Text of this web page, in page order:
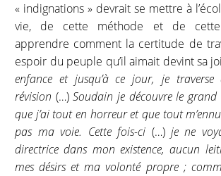
« indignations » devrait se mettre à
vie, de cette méthode et de
apprendre comment la certitude de
espoir du peuple qu’il aimait devint sa
enfance et jusqu’à ce jour, je traverse
révision (…)Soudain je découvre le grand
que j’ai tout en horreur et que tout
pas ma voie. Cette fois-ci (…)je ne
directrice dans mon existence, aucun
mes désirs et ma volonté propre ;